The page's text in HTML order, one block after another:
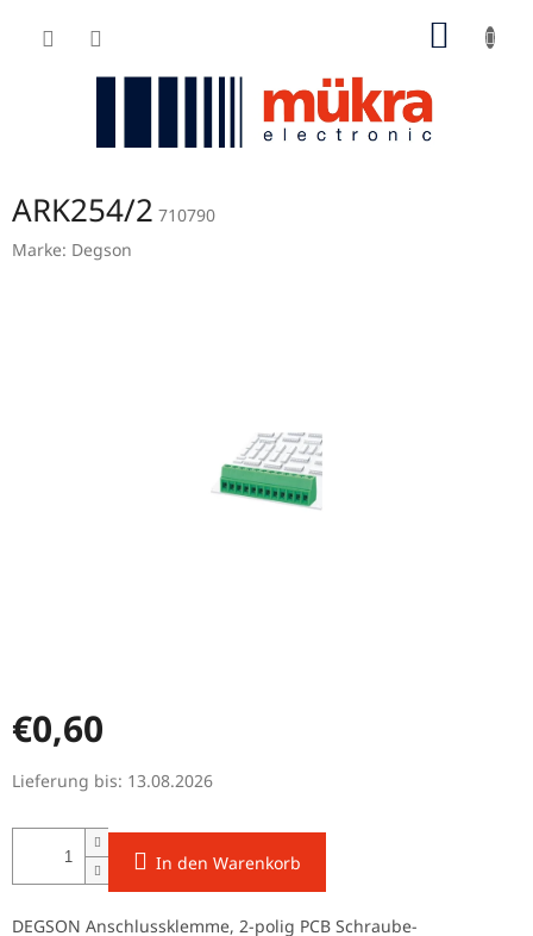
Inhalt
ARK254/2 710790
Marke: Degson
€0,60
Verkaufspreis:
Lieferung bis: 13.08.2026
In den Warenkorb
DEGSON Anschlussklemme, 2-polig PCB Schraube-